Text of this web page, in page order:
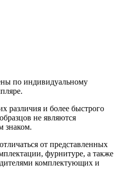
по индивидуальному
различия и более быстрого
не являются
знаком.
от представленных
фурнитуре, а также
комплектующих и